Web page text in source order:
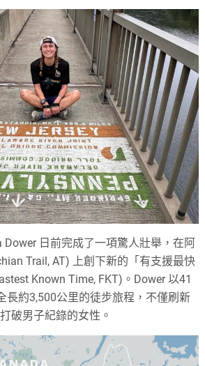
size.size.size.
Dower 日前完成了一項驚人壯舉，在阿
Trail, AT) 上創下新的「有支援最快
Known Time, FKT)。Dower 以41
長約3,500公里的徒步旅程，不僅刷新
破男子紀錄的女性。